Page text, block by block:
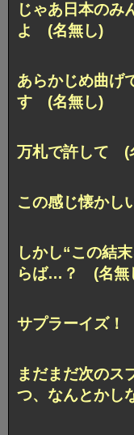
じゃあ日本のみ
よ (名無し)
あらかじめ曲げ
す (名無し)
万札で許して (
この感じ懐か
しかし“この結
らば…？ (名無
サプラーイズ
まだまだ次のス
つ、なんとか